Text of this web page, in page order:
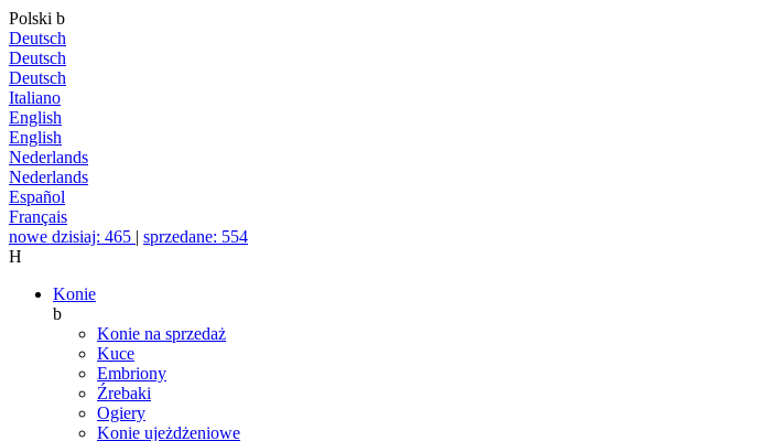
Polski b
Deutsch
Deutsch
Deutsch
Italiano
English
English
Nederlands
Nederlands
Español
Français
nowe dzisiaj: 465 | sprzedane: 554
H
Konie
b
Konie na sprzedaż
Kuce
Embriony
Źrebaki
Ogiery
Konie ujeżdżeniowe